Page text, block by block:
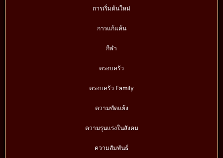
การเริ่มต้นใหม่
การแก้แค้น
กีฬา
ครอบครัว
ครอบครัว Family
ความขัดแย้ง
ความรุนแรงในสังคม
ความสัมพันธ์